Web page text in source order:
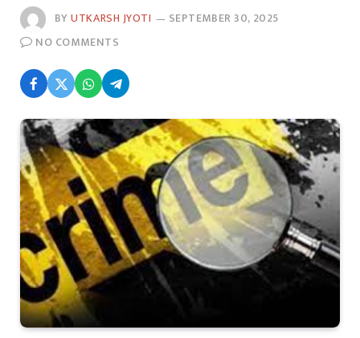
BYUTKARSH JYOTI
SEPTEMBER 30, 2025
NO COMMENTS